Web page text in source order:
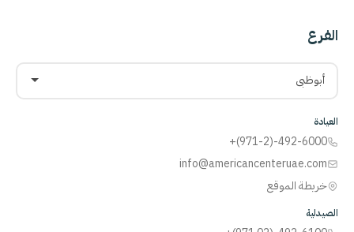
الفرع
أبوظبي
العيادة
+(971-2)-492-6000
info@americancenteruae.com
خريطة الموقع
الصيدلية